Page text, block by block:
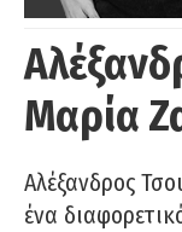
Μαρία
Αλέξανδρος
ένα